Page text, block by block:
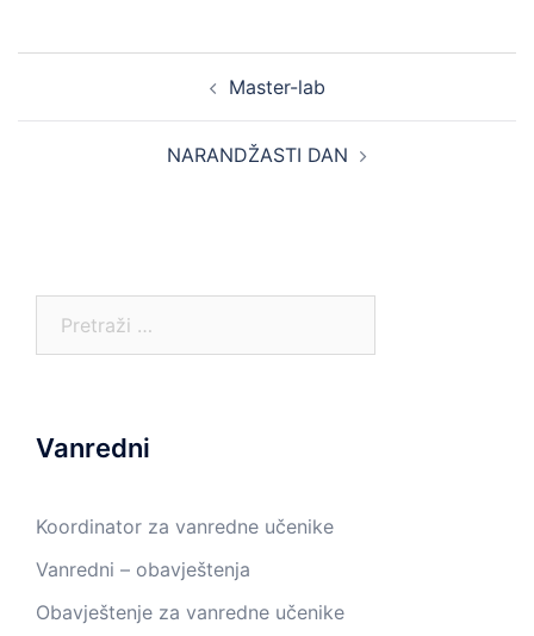
Master-lab
NARANDŽASTI DAN
Vanredni
Koordinator za vanredne učenike
Vanredni – obavještenja
Obavještenje za vanredne učenike